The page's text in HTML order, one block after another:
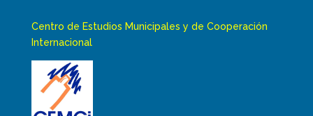
Centro de Estudios Municipales y de Cooperación
Internacional